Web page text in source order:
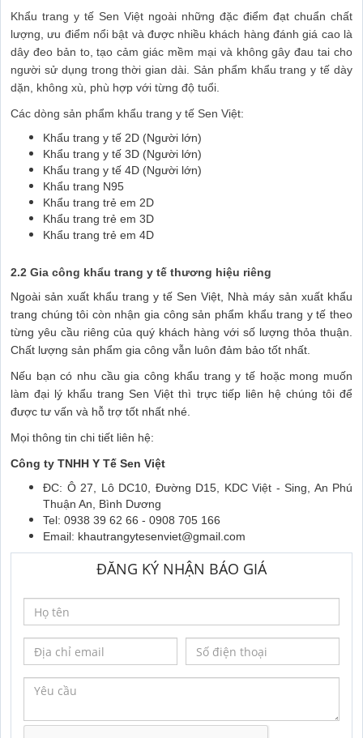
Khẩu trang y tế Sen Việt ngoài những đặc điểm đạt chuẩn chất
lượng, ưu điểm nổi bật và được nhiều khách hàng đánh giá cao là
dây đeo bản to, tạo cảm giác mềm mại và không gây đau tai cho
người sử dụng trong thời gian dài. Sản phẩm khẩu trang y tế dày
dặn, không xù, phù hợp với từng độ tuổi.
Các dòng sản phẩm khẩu trang y tế Sen Việt:
Khẩu trang y tế 2D (Người lớn)
Khẩu trang y tế 3D (Người lớn)
Khẩu trang y tế 4D (Người lớn)
Khẩu trang N95
Khẩu trang trẻ em 2D
Khẩu trang trẻ em 3D
Khẩu trang trẻ em 4D
2.2 Gia công khẩu trang y tế thương hiệu riêng
Ngoài sản xuất khẩu trang y tế Sen Việt, Nhà máy sản xuất khẩu
trang chúng tôi còn nhận gia công sản phẩm khẩu trang y tế theo
từng yêu cầu riêng của quý khách hàng với số lượng thỏa thuận.
Chất lượng sản phẩm gia công vẫn luôn đảm bảo tốt nhất.
Nếu bạn có nhu cầu gia công khẩu trang y tế hoặc mong muốn
làm đại lý khẩu trang Sen Việt thì trực tiếp liên hệ chúng tôi để
được tư vấn và hỗ trợ tốt nhất nhé.
Mọi thông tin chi tiết liên hệ:
Công ty TNHH Y Tế Sen Việt
ĐC: Ô 27, Lô DC10, Đường D15, KDC Việt - Sing, An Phú
Thuận An, Bình Dương
Tel: 0938 39 62 66 - 0908 705 166
Email: khautrangytesenviet@gmail.com
ĐĂNG KÝ NHẬN BÁO GIÁ